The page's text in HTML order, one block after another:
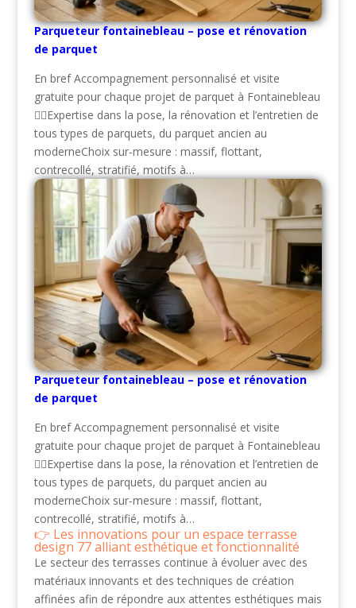
Parqueteur fontainebleau – pose et rénovation
de parquet
En bref Accompagnement personnalisé et visite
gratuite pour chaque projet de parquet à Fontainebleau
👷‍♂️Expertise dans la pose, la rénovation et l’entretien de
tous types de parquets, du parquet ancien au
moderneChoix sur-mesure : massif, flottant,
contrecollé, stratifié, motifs à…
Parqueteur fontainebleau – pose et rénovation
de parquet
En bref Accompagnement personnalisé et visite
gratuite pour chaque projet de parquet à Fontainebleau
👷‍♂️Expertise dans la pose, la rénovation et l’entretien de
tous types de parquets, du parquet ancien au
moderneChoix sur-mesure : massif, flottant,
contrecollé, stratifié, motifs à…
Les innovations pour un espace terrasse
design 77 alliant esthétique et fonctionnalité
Le secteur des terrasses continue à évoluer avec des
matériaux innovants et des techniques de création
affinées afin de répondre aux attentes esthétiques mais